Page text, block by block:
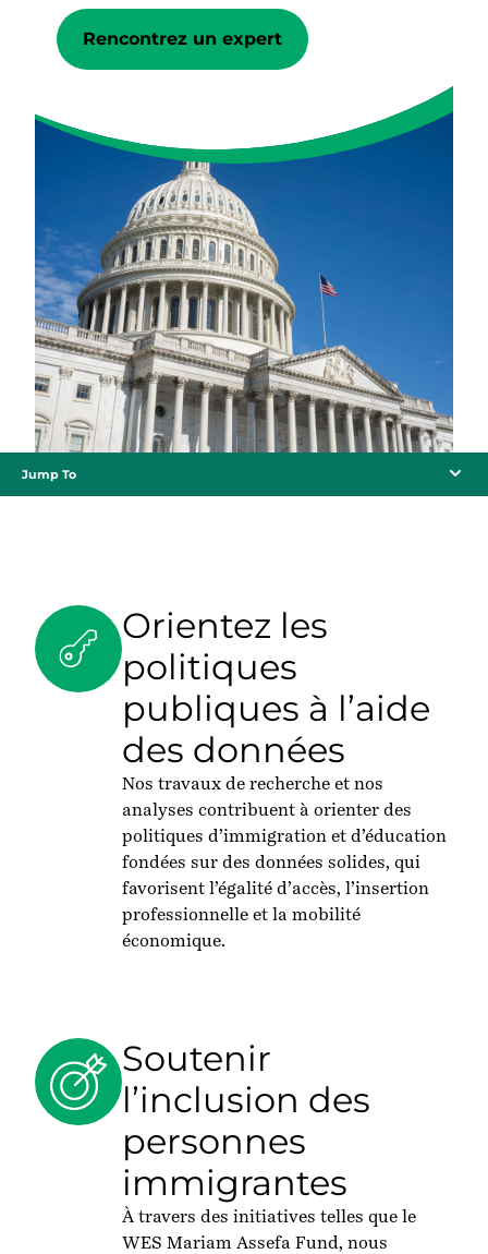
Rencontrez un expert
Jump To
Orientez les
politiques
publiques à l’aide
des données
Nos travaux de recherche et nos
analyses contribuent à orienter des
politiques d’immigration et d’éducation
fondées sur des données solides, qui
favorisent l’égalité d’accès, l’insertion
professionnelle et la mobilité
économique.
Soutenir
l’inclusion des
personnes
immigrantes
À travers des initiatives telles que le
WES Mariam Assefa Fund, nous